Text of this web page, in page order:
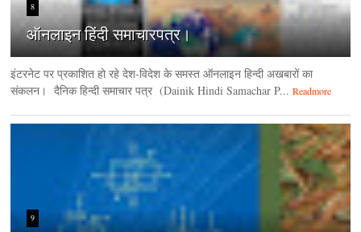
8
ऑनलाइन हिंदी समाचारपत्र।
इंटरनेट पर प्रकाशित हो रहे देश-विदेश के समस्त ऑनलाइन हिन्दी अखबारों का
संकलन। दैनिक हिन्‍दी समाचार पत्र (Dainik Hindi Samachar P... Readmore
9